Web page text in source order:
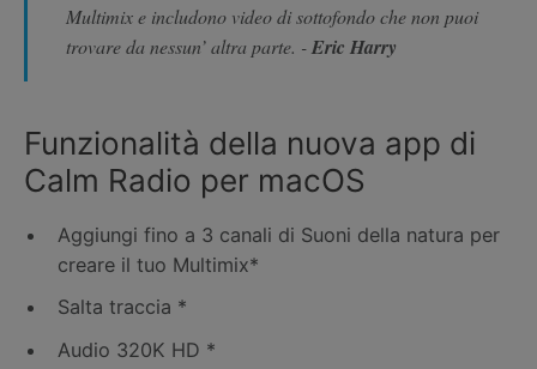
Multimix e includono video di sottofondo che non puoi
trovare da nessun’ altra parte. -Eric Harry
Funzionalità della nuova app di
Calm Radio per macOS
Aggiungi fino a 3 canali di Suoni della natura per
creare il tuo Multimix*
Salta traccia *
Audio 320K HD *